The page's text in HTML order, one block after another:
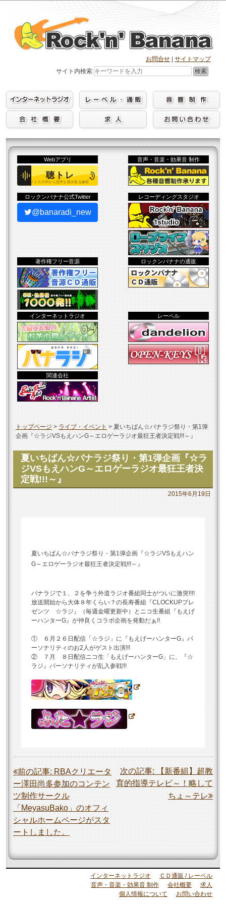
content
お問合せ
サイトマップ
サイト内検索
検索
トップページ>ライブ・イベント>夏いちばん☆バナラジ祭り・第1弾
企画『☆ラジVSもえハンG～エロゲーラジオ最狂王者決定戦!!!～』
夏いちばん☆バナラジ祭り・第1弾企画『☆ラ
ジVSもえハンG～エロゲーラジオ最狂王者決
定戦!!!～』
2015年6月19日
夏いちばん☆バナラジ祭り・第1弾企画『☆ラジVSもえハン
G～エロゲーラジオ最狂王者決定戦!!!～』
バナラジで１、２を争う外道ラジオ番組同士がついに激突!!!!
放送開始から大体８年くらい？の長寿番組『CLOCKUPプレ
ゼンツ ☆ラジ』（毎週金曜更新中）とニコ生番組『もえげ
ーハンターG』が仲良くコラボ企画を発動だぁ!!
① ６月２６日配信「☆ラジ」に『もえげーハンターG』パ
ーソナリティのお2人がゲスト出演!!!
② ７月 ８日配信ニコ生「もえげーハンターG」に、『☆
ラジ』パーソナリティが乱入参戦!!!
投
稿
ナ
ビ
ゲ
ー
シ
前の記事: RBAクリエータ
ー澤田尚多参加のコンテン
ツ制作サークル
「MeyasuBako」のオフィ
シャルホームページがスタ
ートしました。
次の記事: 【新番組】超教
育的指導テレビ～！略して
ちょ～テレ
Webアプリ 音声・音楽・効果音 制作
ロックンバナナ公式Twitter
@banaradi_new
レコーディングスタジオ
著作権フリー音源 ロックンバナナの通販
インターネットラジオ レーベル
関連会社
インターネットラジオ
ＣＤ通販 / レーベル
音声・音楽・効果音 制作
会社概要
求人
個人情報について
お問い合わせ